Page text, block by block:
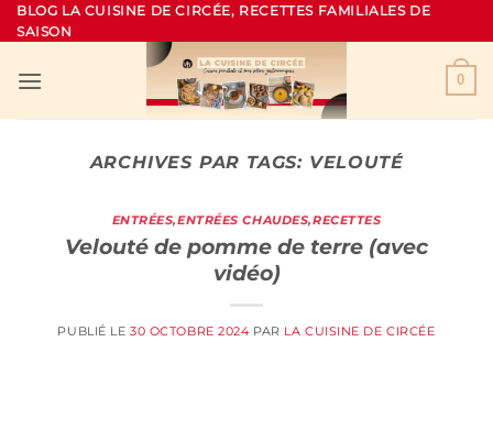
Passer
au
BLOG LA CUISINE DE CIRCÉE, RECETTES FAMILIALES DE
SAISON
0
ARCHIVES PAR TAGS: VELOUTÉ
ENTRÉES,ENTRÉES CHAUDES,RECETTES
Velouté de pomme de terre (avec
vidéo)
PUBLIÉ LE30 OCTOBRE 2024 PAR LA CUISINE DE CIRCÉE